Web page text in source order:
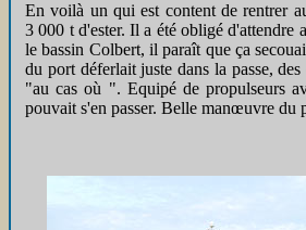
En voilà un qui est content de rentrer
3 000 t d'ester. Il a été obligé
le bassin Colbert, il paraît que ça
du port déferlait juste dans la passe,
"au cas où ". Equipé de propulseurs
pouvait s'en passer. Belle manœuvre du